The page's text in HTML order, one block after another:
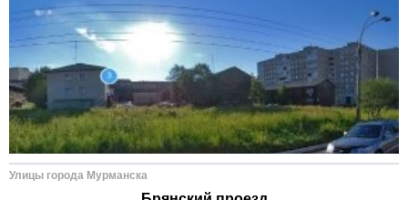
Улицы города Мурманска